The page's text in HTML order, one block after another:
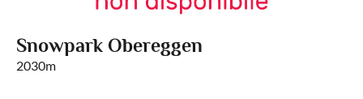
Snowpark Obereggen
2030m